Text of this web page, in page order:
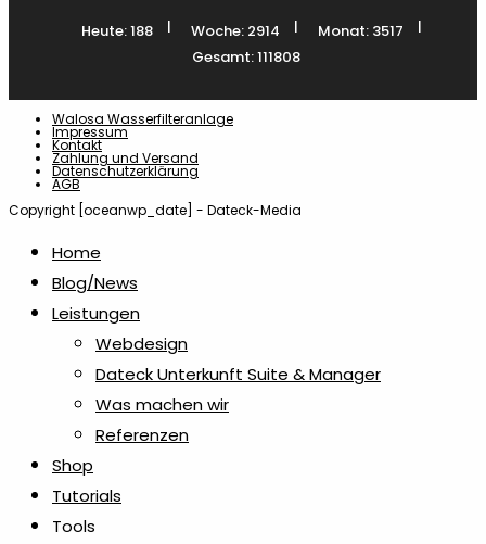
Heute: 188 | Woche: 2914 | Monat: 3517
|
Gesamt: 111808
Walosa Wasserfilteranlage
Impressum
Kontakt
Zahlung und Versand
Datenschutzerklärung
AGB
Copyright [oceanwp_date] - Dateck-Media
Home
Blog/News
Leistungen
Webdesign
Dateck Unterkunft Suite & Manager
Was machen wir
Referenzen
Shop
Tutorials
Tools